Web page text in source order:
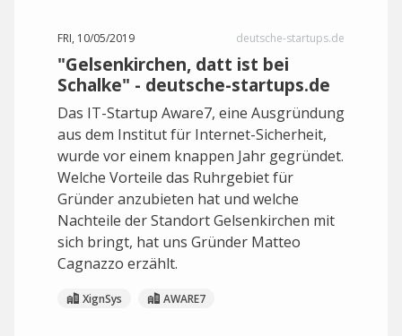
FRI, 10/05/2019 deutsche-startups.de
"Gelsenkirchen, datt ist bei
Schalke" - deutsche-startups.de
Das IT-Startup Aware7, eine Ausgründung
aus dem Institut für Internet-Sicherheit,
wurde vor einem knappen Jahr gegründet.
Welche Vorteile das Ruhrgebiet für
Gründer anzubieten hat und welche
Nachteile der Standort Gelsenkirchen mit
sich bringt, hat uns Gründer Matteo
Cagnazzo erzählt.
XignSys AWARE7